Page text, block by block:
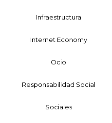
Infraestructura
Internet Economy
Ocio
Responsabilidad Social
Sociales